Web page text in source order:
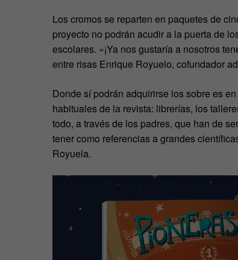
Los cromos se reparten en paquetes de
proyecto no podrán acudir a la puerta de
escolares. «¡Ya nos gustaría a nosotros
entre risas Enrique Royuelo, cofundador
Donde sí podrán adquirirse los sobre es
habituales de la revista: librerías, los
todo, a través de los padres, que han de
tener como referencias a grandes
Royuela.